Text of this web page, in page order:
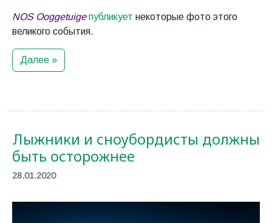
NOS Ooggetuige публикует некоторые фото этого
великого события.
Далее »
Лыжники и сноубордисты должны
быть осторожнее
28.01.2020